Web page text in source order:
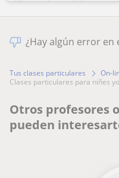
¿Hay algún error en
Tus clases particulares On-
clases particulares para niñes
Otros profesores
pueden